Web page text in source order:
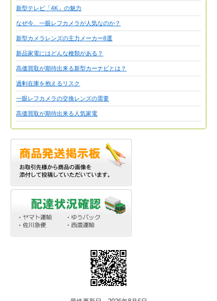
新型テレビ「4K」の魅力
なぜ今、一眼レフカメラが人気なのか？
新型カメラレンズの主力メーカー8選
新品家電にはどんな種類がある？
高価買取が期待出来る新型カーナビとは？
過剰在庫を抱えるリスク
一眼レフカメラの交換レンズの需要
高価買取が期待出来る人気家電